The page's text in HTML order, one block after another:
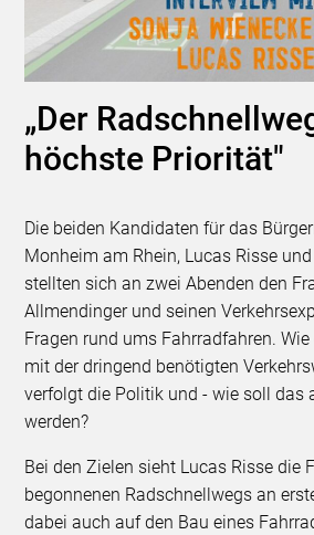
„Der
höchste Priorität"
Die beiden Kandidaten für das
Monheim am Rhein, Lucas Risse
stellten sich an zwei Abenden den
Allmendinger und seinen
Fragen rund ums Fahrradfahren.
mit der dringend benötigten
verfolgt die Politik und - wie soll das
werden?
Bei den Zielen sieht Lucas Risse die
begonnenen Radschnellwegs an
dabei auch auf den Bau eines